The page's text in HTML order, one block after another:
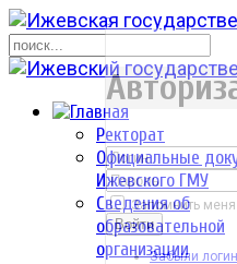
Ректорат
Официальные
Ижевского ГМУ
Сведения об
образовательной
организации
р
Запомнить меня
Войти
Забыли